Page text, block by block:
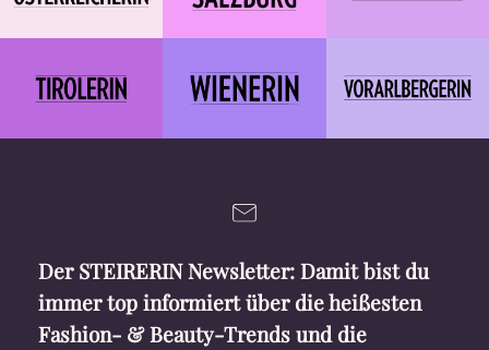
Der STEIRERIN Newsletter: Damit bist du
immer top informiert über die heißesten
Fashion- & Beauty-Trends und die